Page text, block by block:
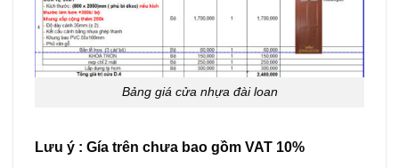
Bảng giá cửa nhựa đài loan
Lưu ý : Gía trên chưa bao gồm VAT 10%